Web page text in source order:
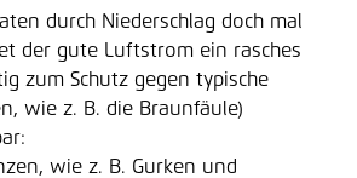
durch Niederschlag doch mal
der gute Luftstrom ein rasches
zum Schutz gegen typische
wie z. B. die Braunfäule)
wie z. B. Gurken und